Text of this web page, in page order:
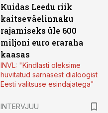
Kuidas Leedu riik
kaitseväelinnaku
rajamiseks üle 600
miljoni euro eraraha
kaasas
INVL: "Kindlasti oleksime
huvitatud sarnasest dialoogist
Eesti valitsuse esindajatega"
INTERVJUU